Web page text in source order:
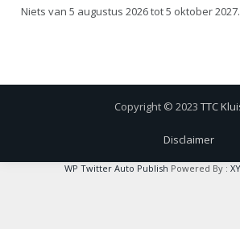
Niets van 5 augustus 2026 tot 5 oktober 2027.
Copyright © 2023 TTC
Disclaimer
WP Twitter Auto Publish Powered By :